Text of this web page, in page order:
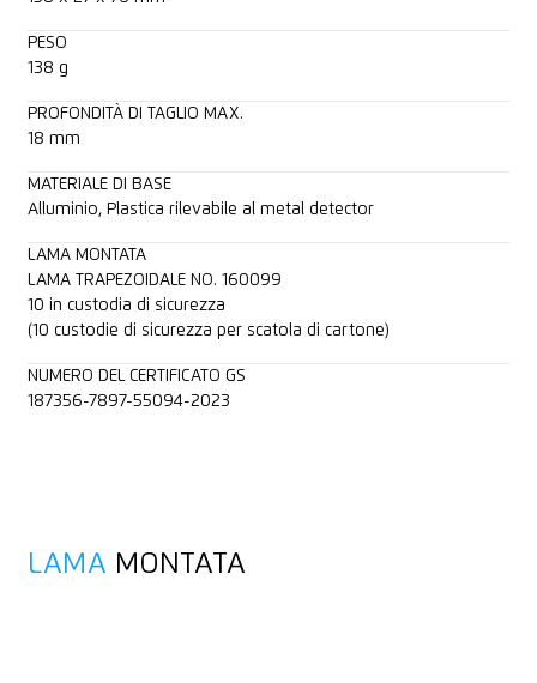
PESO
138 g
PROFONDITÀ DI TAGLIO MAX.
18 mm
MATERIALE DI BASE
Alluminio, Plastica rilevabile al metal detector
LAMA MONTATA
LAMA TRAPEZOIDALE NO. 160099
10 in custodia di sicurezza
(10 custodie di sicurezza per scatola di cartone)
NUMERO DEL CERTIFICATO GS
187356-7897-55094-2023
LAMA MONTATA